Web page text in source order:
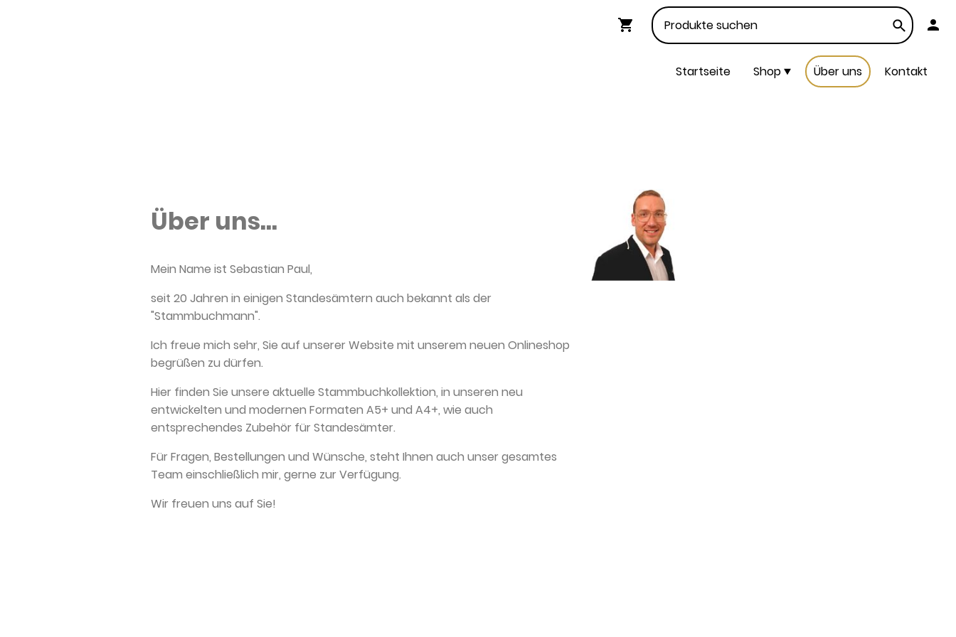
Startseite Shop Über uns Kontakt
Über uns...
Mein Name ist Sebastian Paul,
seit 20 Jahren in einigen Standesämtern auch bekannt als der
"Stammbuchmann".
Ich freue mich sehr, Sie auf unserer Website mit unserem neuen Onlineshop
begrüßen zu dürfen.
Hier finden Sie unsere aktuelle Stammbuchkollektion, in unseren neu
entwickelten und modernen Formaten A5+ und A4+, wie auch
entsprechendes Zubehör für Standesämter.
Für Fragen, Bestellungen und Wünsche, steht Ihnen auch unser gesamtes
Team einschließlich mir, gerne zur Verfügung.
Wir freuen uns auf Sie!